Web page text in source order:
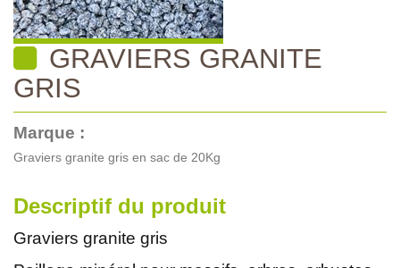
GRAVIERS GRANITE
GRIS
Marque :
Graviers granite gris en sac de 20Kg
Descriptif du produit
Graviers granite gris